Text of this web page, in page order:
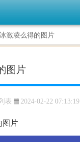
冰激凌么得的图片
图片
表 2024-02-22 07:13:19